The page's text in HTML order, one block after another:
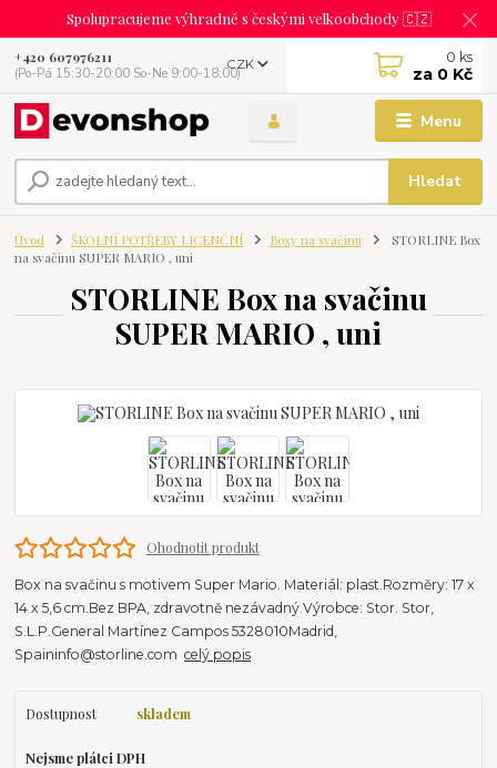
Spolupracujeme výhradně s českými velkoobchody 🇨🇿
Menu
CZK
Hledat
+420 607976211
(Po-Pá 15:30-20:00 So-Ne 9:00-18:00)
0 ks
za 0 Kč
Úvod ŠKOLNÍ POTŘEBY LICENČNÍ Boxy na svačinu
STORLINE Box
na svačinu SUPER MARIO , uni
STORLINE Box na svačinu
SUPER MARIO , uni
Ohodnotit produkt
Box na svačinu s motivem Super Mario. Materiál: plast.Rozměry: 17 x
14 x 5,6 cm.Bez BPA, zdravotně nezávadný.Výrobce: Stor. Stor,
S.L.P.General Martínez Campos 5328010Madrid,
Spaininfo@storline.comcelý popis
Dostupnost skladem
Nejsme plátci DPH